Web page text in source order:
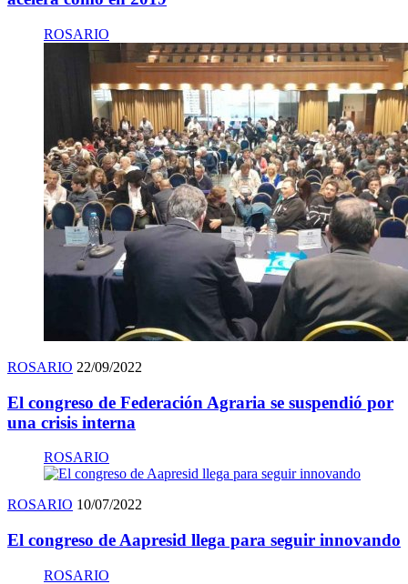
ROSARIO
ROSARIO 22/09/2022
El congreso de Federación Agraria se suspendió por
una crisis interna
ROSARIO
ROSARIO 10/07/2022
El congreso de Aapresid llega para seguir innovando
ROSARIO